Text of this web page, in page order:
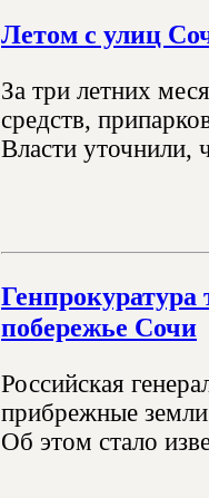
Летом с улиц
За три летних
средств,
Власти уточнили,
Генпрокуратура
побережье Сочи
Российская
прибрежные земли
Об этом стало